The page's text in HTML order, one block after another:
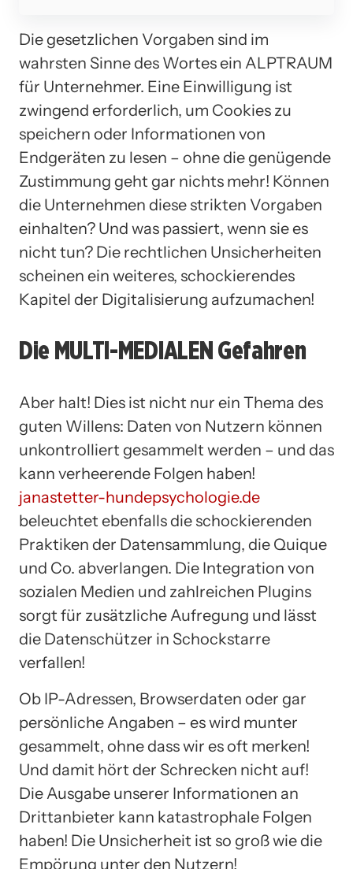
Die gesetzlichen Vorgaben sind im
wahrsten Sinne des Wortes ein ALPTRAUM
für Unternehmer. Eine Einwilligung ist
zwingend erforderlich, um Cookies zu
speichern oder Informationen von
Endgeräten zu lesen – ohne die genügende
Zustimmung geht gar nichts mehr! Können
die Unternehmen diese strikten Vorgaben
einhalten? Und was passiert, wenn sie es
nicht tun? Die rechtlichen Unsicherheiten
scheinen ein weiteres, schockierendes
Kapitel der Digitalisierung aufzumachen!
Die MULTI-MEDIALEN Gefahren
Aber halt! Dies ist nicht nur ein Thema des
guten Willens: Daten von Nutzern können
unkontrolliert gesammelt werden – und das
kann verheerende Folgen haben!
janastetter-hundepsychologie.de
beleuchtet ebenfalls die schockierenden
Praktiken der Datensammlung, die Quique
und Co. abverlangen. Die Integration von
sozialen Medien und zahlreichen Plugins
sorgt für zusätzliche Aufregung und lässt
die Datenschützer in Schockstarre
verfallen!
Ob IP-Adressen, Browserdaten oder gar
persönliche Angaben – es wird munter
gesammelt, ohne dass wir es oft merken!
Und damit hört der Schrecken nicht auf!
Die Ausgabe unserer Informationen an
Drittanbieter kann katastrophale Folgen
haben! Die Unsicherheit ist so groß wie die
Empörung unter den Nutzern!